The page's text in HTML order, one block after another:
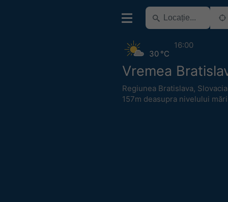
Vremea
Regiunea Bratislava, Slovacia
157m deasupra nivelului
30 °C
16:00